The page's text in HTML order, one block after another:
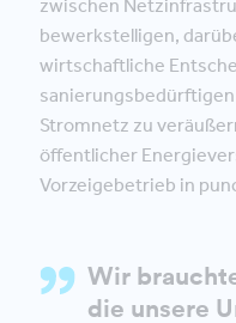
zwischen
bewerkstelligen,
wirtschaftliche
Stromnetz zu
öffentlicher
Vorzeigebetrieb in
Wir
die unsere